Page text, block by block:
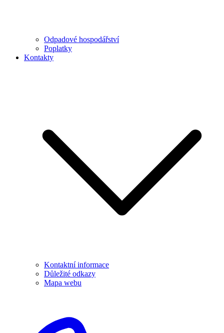
Odpadové hospodářství
Poplatky
Kontakty
Kontaktní informace
Důležité odkazy
Mapa webu